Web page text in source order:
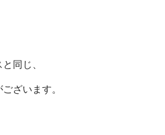
同じ、
ざいます。